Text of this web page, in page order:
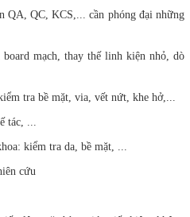
QA, QC, KCS,... cần phóng đại những
mạch, thay thế linh kiện nhỏ, dò
tra bề mặt, via, vết nứt, khe hở,...
tác, ...
kiểm tra da, bề mặt, ...
cứu